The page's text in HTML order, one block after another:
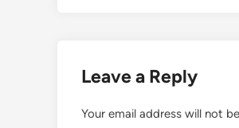
Leave a Reply
Your email address will not